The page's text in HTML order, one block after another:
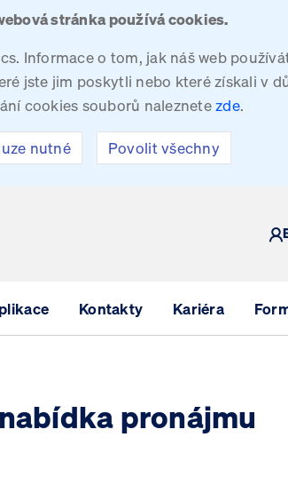
stránka používá cookies.
Informace o tom, jak náš web
jste jim poskytli nebo které získali v
cookies souborů naleznetezde.
nutné Povolit všechny
Kontakty Kariéra
pronájmu